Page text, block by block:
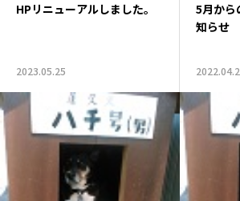
HPリニューアルしました。
2023.05.25
5月から
知らせ